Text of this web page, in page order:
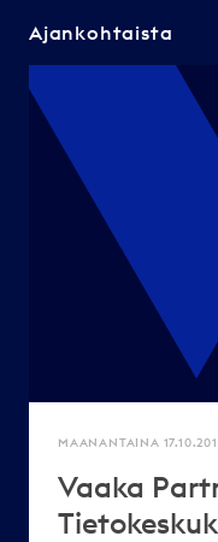
Ajankohtaista
MAANANTAINA
Vaaka